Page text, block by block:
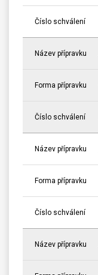
Číslo schválení
Název přípravku
Forma přípravku
Číslo schválení
Název přípravku
Forma přípravku
Číslo schválení
Název přípravku